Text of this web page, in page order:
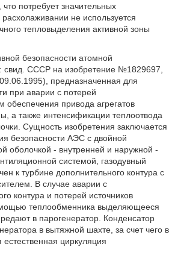
что потребует значительных
не используется
тепловыделения активной зоны
безопасности атомной
свид. СССР на изобретение №1829697,
предназначенная для
при аварии с потерей
обеспечения привода агрегатов
а также интенсификации теплоотвода
Сущность изобретения заключается
безопасности АЭС с двойной
оболочкой - внутренней и наружной -
системой, газодувный
к турбине дополнительного контура с
В случае аварии с
контура и потерей источников
теплообменника выделяющееся
в парогенератор. Конденсатор
в вытяжной шахте, за счет чего в
естественная циркуляция